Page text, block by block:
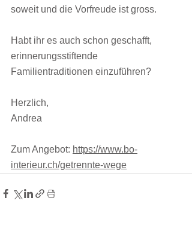
soweit und die Vorfreude ist gross.
Habt ihr es auch schon geschafft,
erinnerungsstiftende
Familientraditionen einzuführen?
Herzlich,
Andrea
Zum Angebot: https://www.bo-
interieur.ch/getrennte-wege